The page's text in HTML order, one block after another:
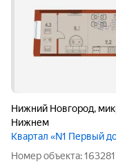
Нижний Новгород,
Нижнем
Квартал «N1 Первый
Номер объекта: